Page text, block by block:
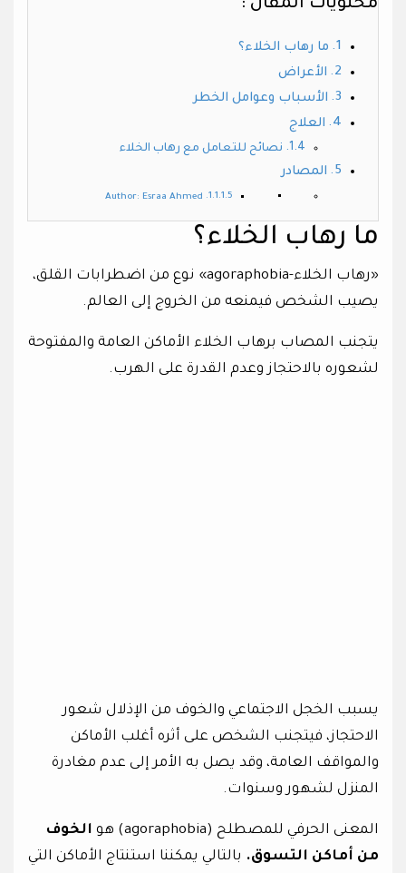
محتويات المقال :
ما رهاب الخلاء؟
الأعراض
الأسباب وعوامل الخطر
العلاج
نصائح للتعامل مع رهاب الخلاء
المصادر
Author: Esraa Ahmed
ما رهاب الخلاء؟
«رهاب الخلاء-agoraphobia» نوع من اضطرابات القلق،
يصيب الشخص فيمنعه من الخروج إلى العالم.
يتجنب المصاب برهاب الخلاء الأماكن العامة والمفتوحة
لشعوره بالاحتجاز وعدم القدرة على الهرب.
يسبب الخجل الاجتماعي والخوف من الإذلال شعور
الاحتجاز، فيتجنب الشخص على أثره أغلب الأماكن
والمواقف العامة، وقد يصل به الأمر إلى عدم مغادرة
المنزل لشهور وسنوات.
المعنى الحرفي للمصطلح (agoraphobia) هو
الخوف
من أماكن التسوق. بالتالي يمكننا استنتاج الأماكن التي